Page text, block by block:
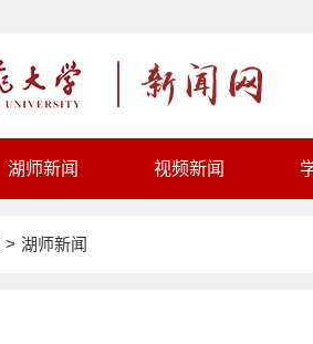
湖师新闻 视频新闻
> 湖师新闻